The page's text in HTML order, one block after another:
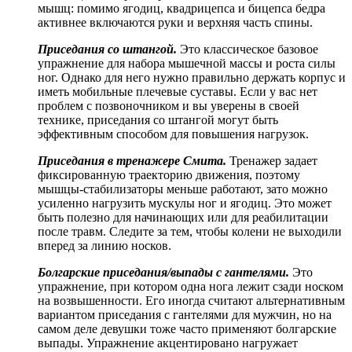
мышц: помимо ягодиц, квадрицепса и бицепса бедра
активнее включаются руки и верхняя часть спины.
Приседания со штангой. Это классическое базовое
упражнение для набора мышечной массы и роста силы
ног. Однако для него нужно правильно держать корпус и
иметь мобильные плечевые суставы. Если у вас нет
проблем с позвоночником и вы уверены в своей
технике, приседания со штангой могут быть
эффективным способом для повышения нагрузок.
Приседания в тренажере Смита. Тренажер задает
фиксированную траекторию движения, поэтому
мышцы-стабилизаторы меньше работают, зато можно
усиленно нагрузить мускулы ног и ягодиц. Это может
быть полезно для начинающих или для реабилитации
после травм. Следите за тем, чтобы колени не выходили
вперед за линию носков.
Болгарские приседания/выпады с гантелями. Это
упражнение, при котором одна нога лежит сзади носком
на возвышенности. Его иногда считают альтернативным
вариантом приседания с гантелями для мужчин, но на
самом деле девушки тоже часто применяют болгарские
выпады. Упражнение акцентировано нагружает